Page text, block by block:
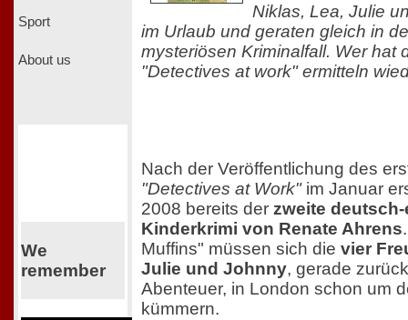
Sport
About us
We
remember
Niklas, Lea, Julie
im Urlaub und geraten gleich in
mysteriösen Kriminalfall. Wer hat
"Detectives at work" ermitteln
Nach der Veröffentlichung des
"Detectives at Work"im Januar
2008 bereits der zweite
Kinderkrimi von Renate Ahrens
Muffins" müssen sich die vier
Julie und Johnny, gerade
Abenteuer, in London schon um
kümmern.